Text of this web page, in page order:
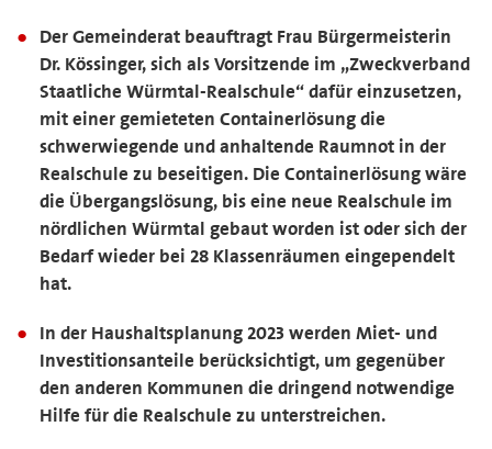
Der Gemeinderat beauftragt Frau Bürgermeisterin
Dr. Kössinger, sich als Vorsitzende im „Zweckverband
Staatliche Würmtal-Realschule“ dafür einzusetzen,
mit einer gemieteten Containerlösung die
schwerwiegende und anhaltende Raumnot in der
Realschule zu beseitigen. Die Containerlösung wäre
die Übergangslösung, bis eine neue Realschule im
nördlichen Würmtal gebaut worden ist oder sich der
Bedarf wieder bei 28 Klassenräumen eingependelt
hat.
In der Haushaltsplanung 2023 werden Miet- und
Investitionsanteile berücksichtigt, um gegenüber
den anderen Kommunen die dringend notwendige
Hilfe für die Realschule zu unterstreichen.